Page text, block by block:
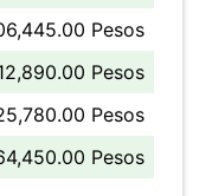
Pesos
Pesos
Pesos
Pesos